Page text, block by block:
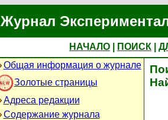
Журнал
НАЧАЛО ПОИСК
Общая информация о журнале
Золотые страницы
Адреса редакции
Содержание журнала